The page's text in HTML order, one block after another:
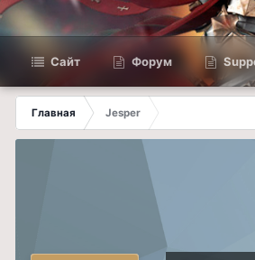
Сайт Форум
Главная Jesper